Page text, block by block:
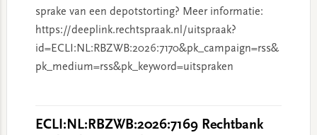
sprake van een depotstorting? Meer informatie:
https://deeplink.rechtspraak.nl/uitspraak?
id=ECLI:NL:RBZWB:2026:7170&pk_campaign=rss&
pk_medium=rss&pk_keyword=uitspraken
ECLI:NL:RBZWB:2026:7169 Rechtbank